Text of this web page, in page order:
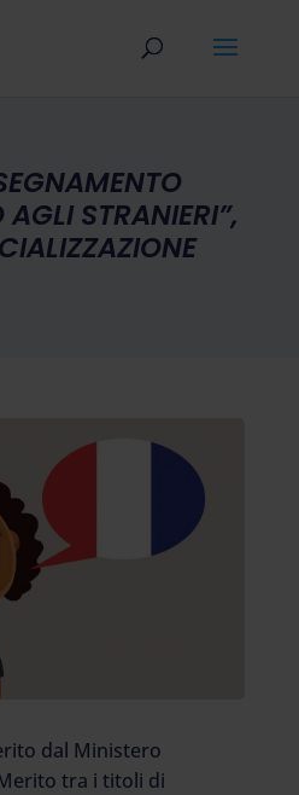
AGLI STRANIERI”,
dal Ministero
tra i titoli di